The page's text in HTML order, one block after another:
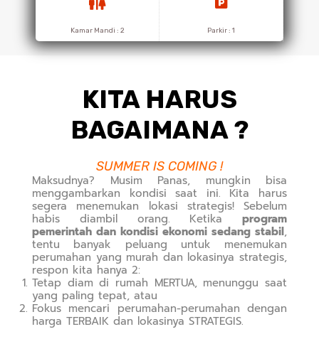
Kamar Mandi : 2 Parkir : 1
KITA HARUS
BAGAIMANA ?
SUMMER IS COMING !
Maksudnya? Musim Panas, mungkin bisa
menggambarkan kondisi saat ini. Kita harus
segera menemukan lokasi strategis! Sebelum
habis diambil orang. Ketika program
pemerintah dan kondisi ekonomi sedang stabil,
tentu banyak peluang untuk menemukan
perumahan yang murah dan lokasinya strategis,
respon kita hanya 2:
Tetap diam di rumah MERTUA, menunggu saat
yang paling tepat, atau
Fokus mencari perumahan-perumahan dengan
harga TERBAIK dan lokasinya STRATEGIS.